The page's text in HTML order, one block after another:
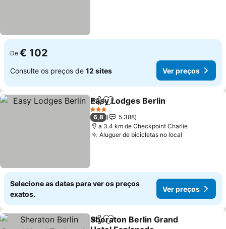
De € 102
Consulte os preços de 12 sites Ver preços
PartilharAdicionar aos favoritos
Easy Lodges Berlin
3 Estrelas
6,8
5.388
a 3.4 km de Checkpoint Charlie
Aluguer de bicicletas no local
Selecione as datas para ver os preços
exatos.
Ver preços
PartilharAdicionar aos favoritos
Sheraton Berlin Grand